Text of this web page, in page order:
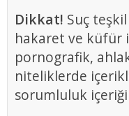
Dikkat! Suç
hakaret ve küfür
pornografik,
niteliklerde
sorumluluk